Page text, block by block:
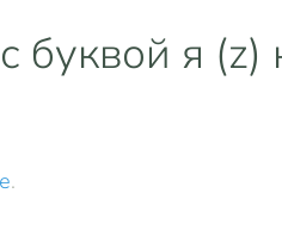
я (z)
.